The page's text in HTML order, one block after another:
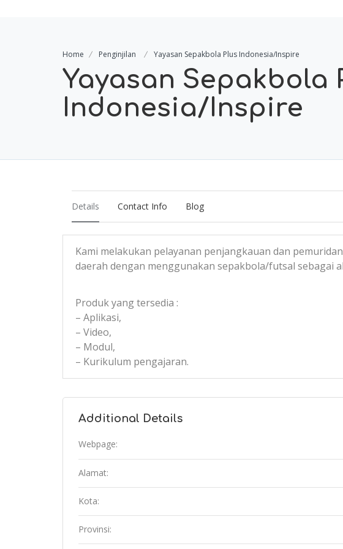
Home Penginjilan Yayasan Sepakbola Plus Indonesia/Inspire
Yayasan Sepakbola
Indonesia/Inspire
Details Contact Info Blog
Kami melakukan pelayanan penjangkauan dan
daerah dengan menggunakan sepakbola/futsal sebagai
Produk yang tersedia :
– Aplikasi,
– Video,
– Modul,
– Kurikulum pengajaran.
Additional Details
Webpage:
Alamat:
Kota:
Provinsi: